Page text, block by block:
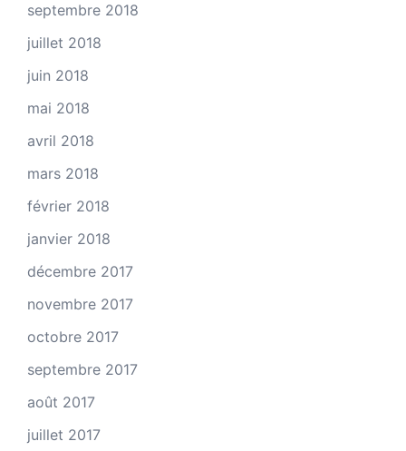
septembre 2018
juillet 2018
juin 2018
mai 2018
avril 2018
mars 2018
février 2018
janvier 2018
décembre 2017
novembre 2017
octobre 2017
septembre 2017
août 2017
juillet 2017